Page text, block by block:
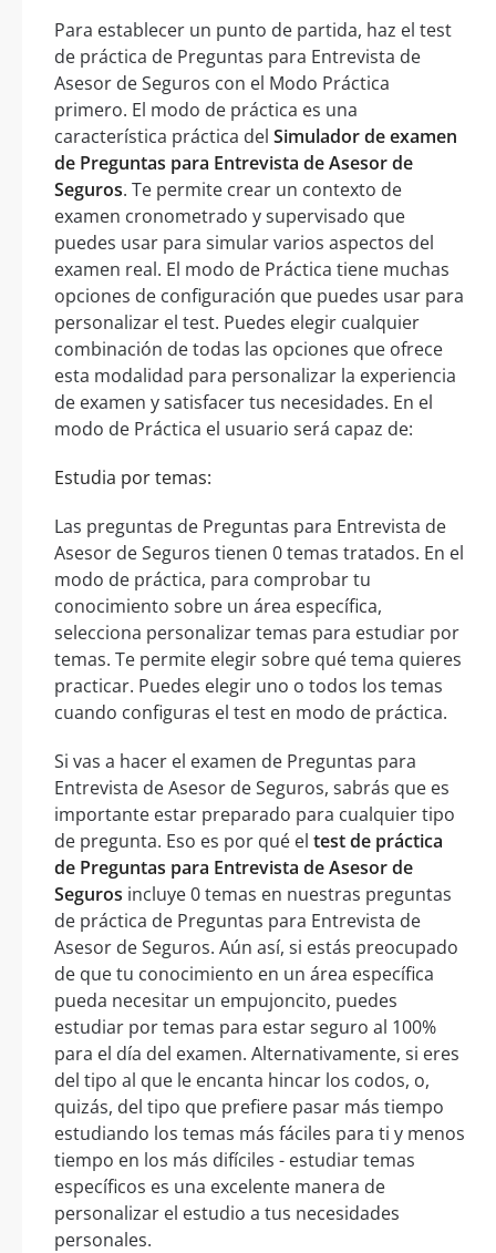
Para establecer un punto de partida, haz el test
de práctica de Preguntas para Entrevista de
Asesor de Seguros con el Modo Práctica
primero. El modo de práctica es una
característica práctica del Simulador de examen
de Preguntas para Entrevista de Asesor de
Seguros. Te permite crear un contexto de
examen cronometrado y supervisado que
puedes usar para simular varios aspectos del
examen real. El modo de Práctica tiene muchas
opciones de configuración que puedes usar para
personalizar el test. Puedes elegir cualquier
combinación de todas las opciones que ofrece
esta modalidad para personalizar la experiencia
de examen y satisfacer tus necesidades. En el
modo de Práctica el usuario será capaz de:
Estudia por temas:
Las preguntas de Preguntas para Entrevista de
Asesor de Seguros tienen 0 temas tratados. En el
modo de práctica, para comprobar tu
conocimiento sobre un área específica,
selecciona personalizar temas para estudiar por
temas. Te permite elegir sobre qué tema quieres
practicar. Puedes elegir uno o todos los temas
cuando configuras el test en modo de práctica.
Si vas a hacer el examen de Preguntas para
Entrevista de Asesor de Seguros, sabrás que es
importante estar preparado para cualquier tipo
de pregunta. Eso es por qué el test de práctica
de Preguntas para Entrevista de Asesor de
Seguros incluye 0 temas en nuestras preguntas
de práctica de Preguntas para Entrevista de
Asesor de Seguros. Aún así, si estás preocupado
de que tu conocimiento en un área específica
pueda necesitar un empujoncito, puedes
estudiar por temas para estar seguro al 100%
para el día del examen. Alternativamente, si eres
del tipo al que le encanta hincar los codos, o,
quizás, del tipo que prefiere pasar más tiempo
estudiando los temas más fáciles para ti y menos
tiempo en los más difíciles - estudiar temas
específicos es una excelente manera de
personalizar el estudio a tus necesidades
personales.